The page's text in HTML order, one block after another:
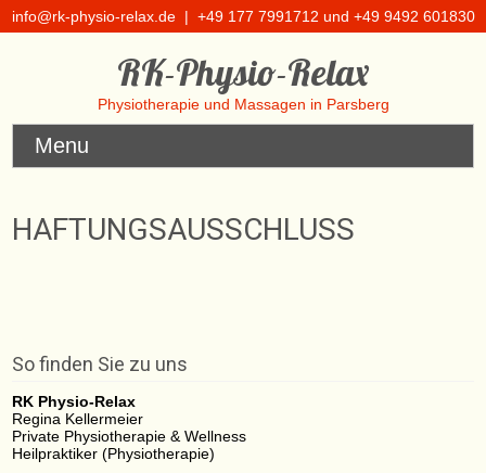
info@rk-physio-relax.de| +49 177 7991712 und +49 9492 601830
RK-Physio-Relax
Physiotherapie und Massagen in Parsberg
Menu
HAFTUNGSAUSSCHLUSS
So finden Sie zu uns
RK Physio-Relax
Regina Kellermeier
Private Physiotherapie & Wellness
Heilpraktiker (Physiotherapie)